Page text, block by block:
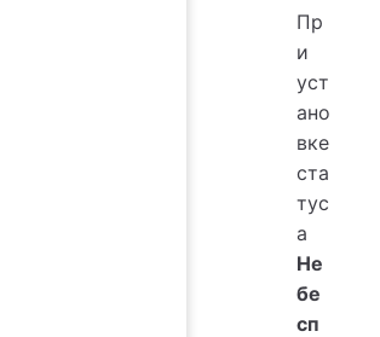
Пр
и
уст
ано
вке
ста
тус
а
Не
бе
сп